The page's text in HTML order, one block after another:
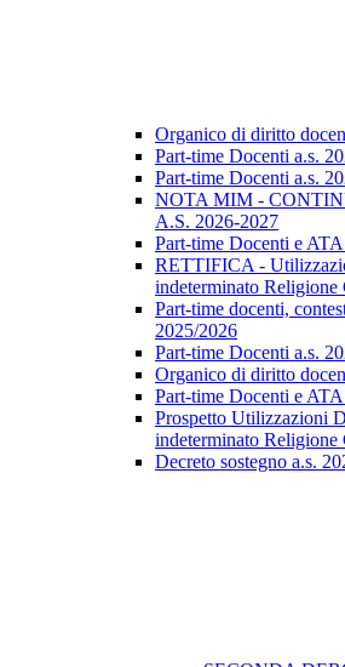
Organico di diritto
Part-time Docenti a.s.
Part-time Docenti a.s.
NOTA MIM -
A.S. 2026-2027
Part-time Docenti e
RETTIFICA -
indeterminato Religione
Part-time docenti,
2025/2026
Part-time Docenti a.s.
Organico di diritto
Part-time Docenti e
Prospetto Utilizzazioni
indeterminato Religione
Decreto sostegno a.s.